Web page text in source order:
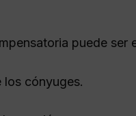
puede ser
los cónyuges.